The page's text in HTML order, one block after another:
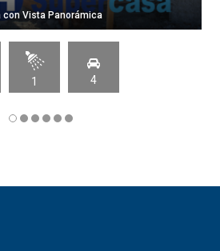
con Vista Panorámica
1 4